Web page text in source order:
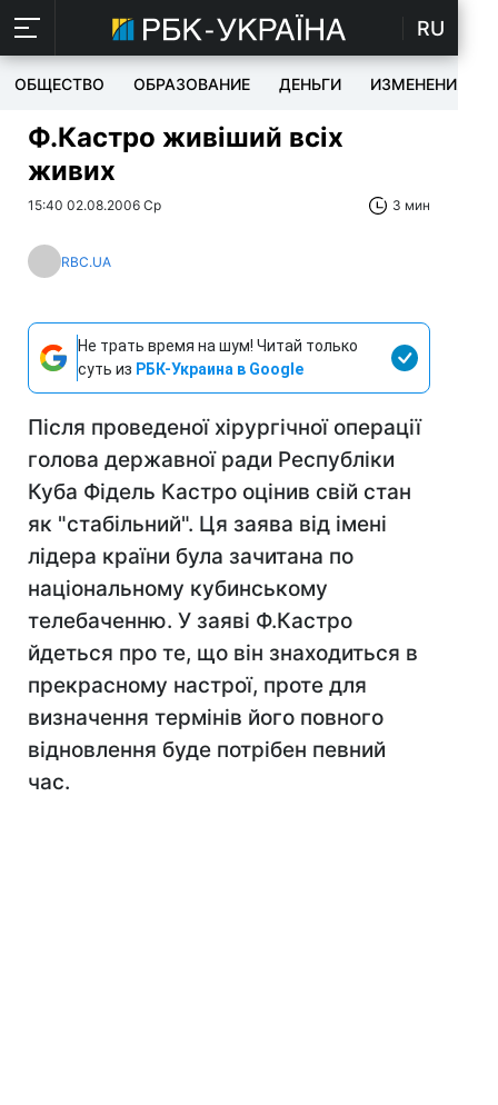
RU
ОБЩЕСТВО ОБРАЗОВАНИЕ ДЕНЬГИ ИЗМЕНЕНИЯ
Ф.Кастро живіший всіх
живих
15:40 02.08.2006 Ср 3 мин
RBC.UA
Не трать время на шум! Читай только
суть из РБК-Украина в Google
Після проведеної хірургічної операції
голова державної ради Республіки
Куба Фідель Кастро оцінив свій стан
як "стабільний". Ця заява від імені
лідера країни була зачитана по
національному кубинському
телебаченню. У заяві Ф.Кастро
йдеться про те, що він знаходиться в
прекрасному настрої, проте для
визначення термінів його повного
відновлення буде потрібен певний
час.